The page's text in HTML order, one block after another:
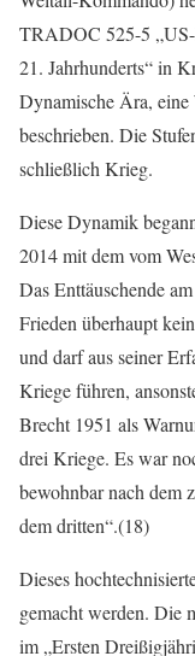
TRADOC 525-5
21. Jahrhunderts“ in
Dynamische Ära,
beschrieben. Die
schließlich Krieg.
Diese Dynamik
2014 mit dem vom
Das Enttäuschende
Frieden überhaupt
und darf aus seiner
Kriege führen,
Brecht 1951 als
drei Kriege. Es war
bewohnbar nach dem
dem dritten“.(18)
Dieses
gemacht werden. Die
im „Ersten